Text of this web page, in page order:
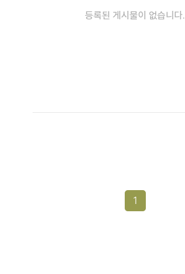
등록된 게시물이 없습니다.
1